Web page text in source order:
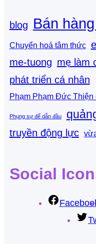
blog Bán
Chuyển hoá tâm thức
me-tuong mẹ làm
phát triển cá nhân
Phạm Phạm Đức
Phụng sự để dẫn đầu
truyền động lực
Social